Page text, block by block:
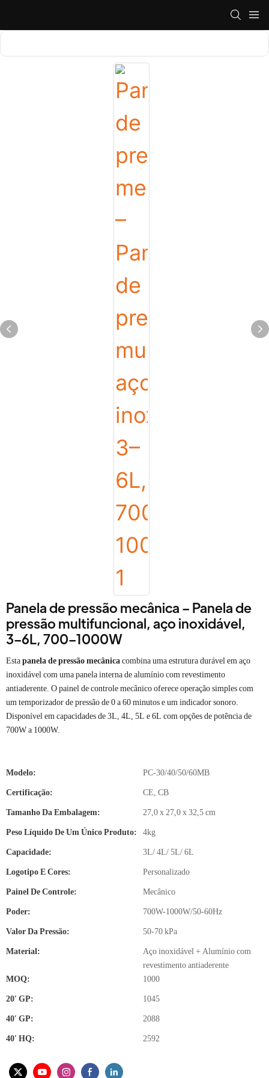
Panela de pressão mecânica – Panela de
pressão multifuncional, aço inoxidável,
3–6L, 700–1000W
Estapanela de pressão mecânicacombina uma estrutura durável em aço
inoxidável com uma panela interna de alumínio com revestimento
antiaderente. O painel de controle mecânico oferece operação simples com
um temporizador de pressão de 0 a 60 minutos e um indicador sonoro.
Disponível em capacidades de 3L, 4L, 5L e 6L com opções de potência de
700W a 1000W.
Modelo: PC-30/40/50/60MB
Certificação: CE, CB
Tamanho Da Embalagem: 27,0 x 27,0 x 32,5 cm
Peso Líquido De Um Único Produto: 4kg
Capacidade: 3L/ 4L/ 5L/ 6L
Logotipo E Cores: Personalizado
Painel De Controle: Mecânico
Poder: 700W-1000W/50-60Hz
Valor Da Pressão: 50-70 kPa
Material:
Aço inoxidável + Alumínio com
revestimento antiaderente
MOQ:
1000
20′ GP: 1045
40′ GP: 2088
40′ HQ: 2592